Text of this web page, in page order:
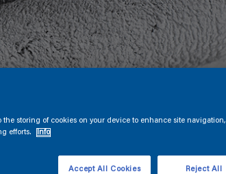
the storing of cookies on your device to enhance site navigation,
efforts.
Info
Reject All
Accept All Cookies